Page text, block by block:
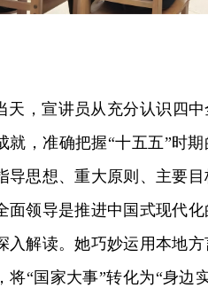
天，宣讲员从充分认识四
就，准确把握“十五五”时
导思想、重大原则、主要
面领导是推进中国式现代
入解读。她巧妙运用本地
将“国家大事”转化为“身边